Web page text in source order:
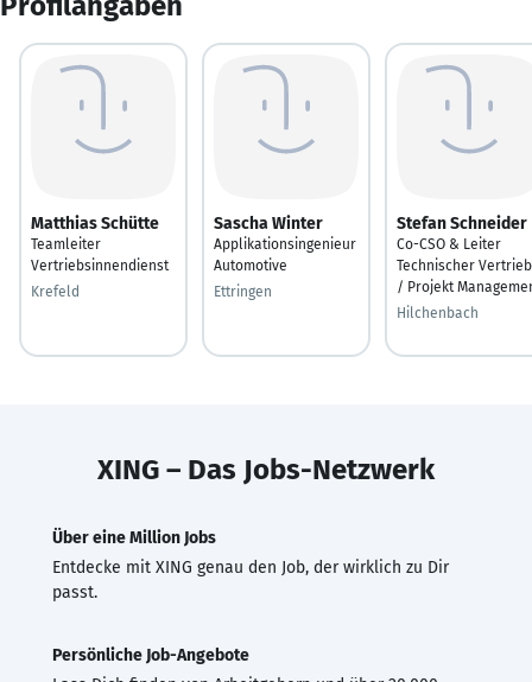
Matthias Schütte
Teamleiter
Vertriebsinnendienst
Krefeld
Sascha Winter
Applikationsingenieur
Automotive
Ettringen
Stefan Schneider
Co-CSO & Leiter
Technischer Vertrieb
/ Projekt
Hilchenbach
XING – Das Jobs-Netzwerk
Über eine Million Jobs
Entdecke mit XING genau den Job, der wirklich zu Dir
passt.
Persönliche Job-Angebote